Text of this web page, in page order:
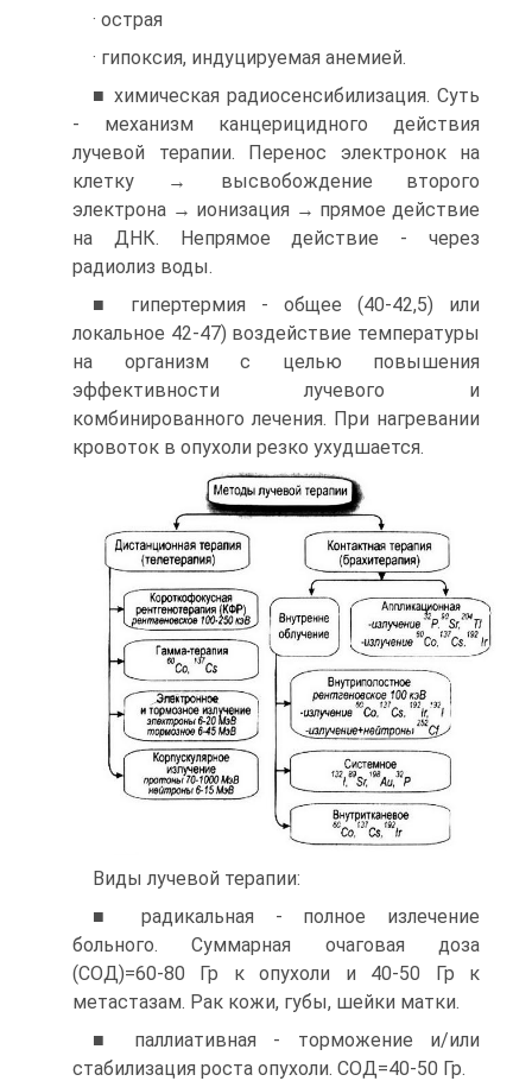
· острая
· гипоксия, индуцируемая анемией.
■ химическая радиосенсибилизация. Суть
- механизм канцерицидного действия
лучевой терапии. Перенос электронок на
клетку → высвобождение второго
электрона → ионизация → прямое действие
на ДНК. Непрямое действие - через
радиолиз воды.
■ гипертермия - общее (40-42,5) или
локальное 42-47) воздействие температуры
на организм с целью повышения
эффективности лучевого и
комбинированного лечения. При нагревании
кровоток в опухоли резко ухудшается.
Виды лучевой терапии:
■ радикальная - полное излечение
больного. Суммарная очаговая доза
(СОД)=60-80 Гр к опухоли и 40-50 Гр к
метастазам. Рак кожи, губы, шейки матки.
■ паллиативная - торможение и/или
стабилизация роста опухоли. СОД=40-50 Гр.